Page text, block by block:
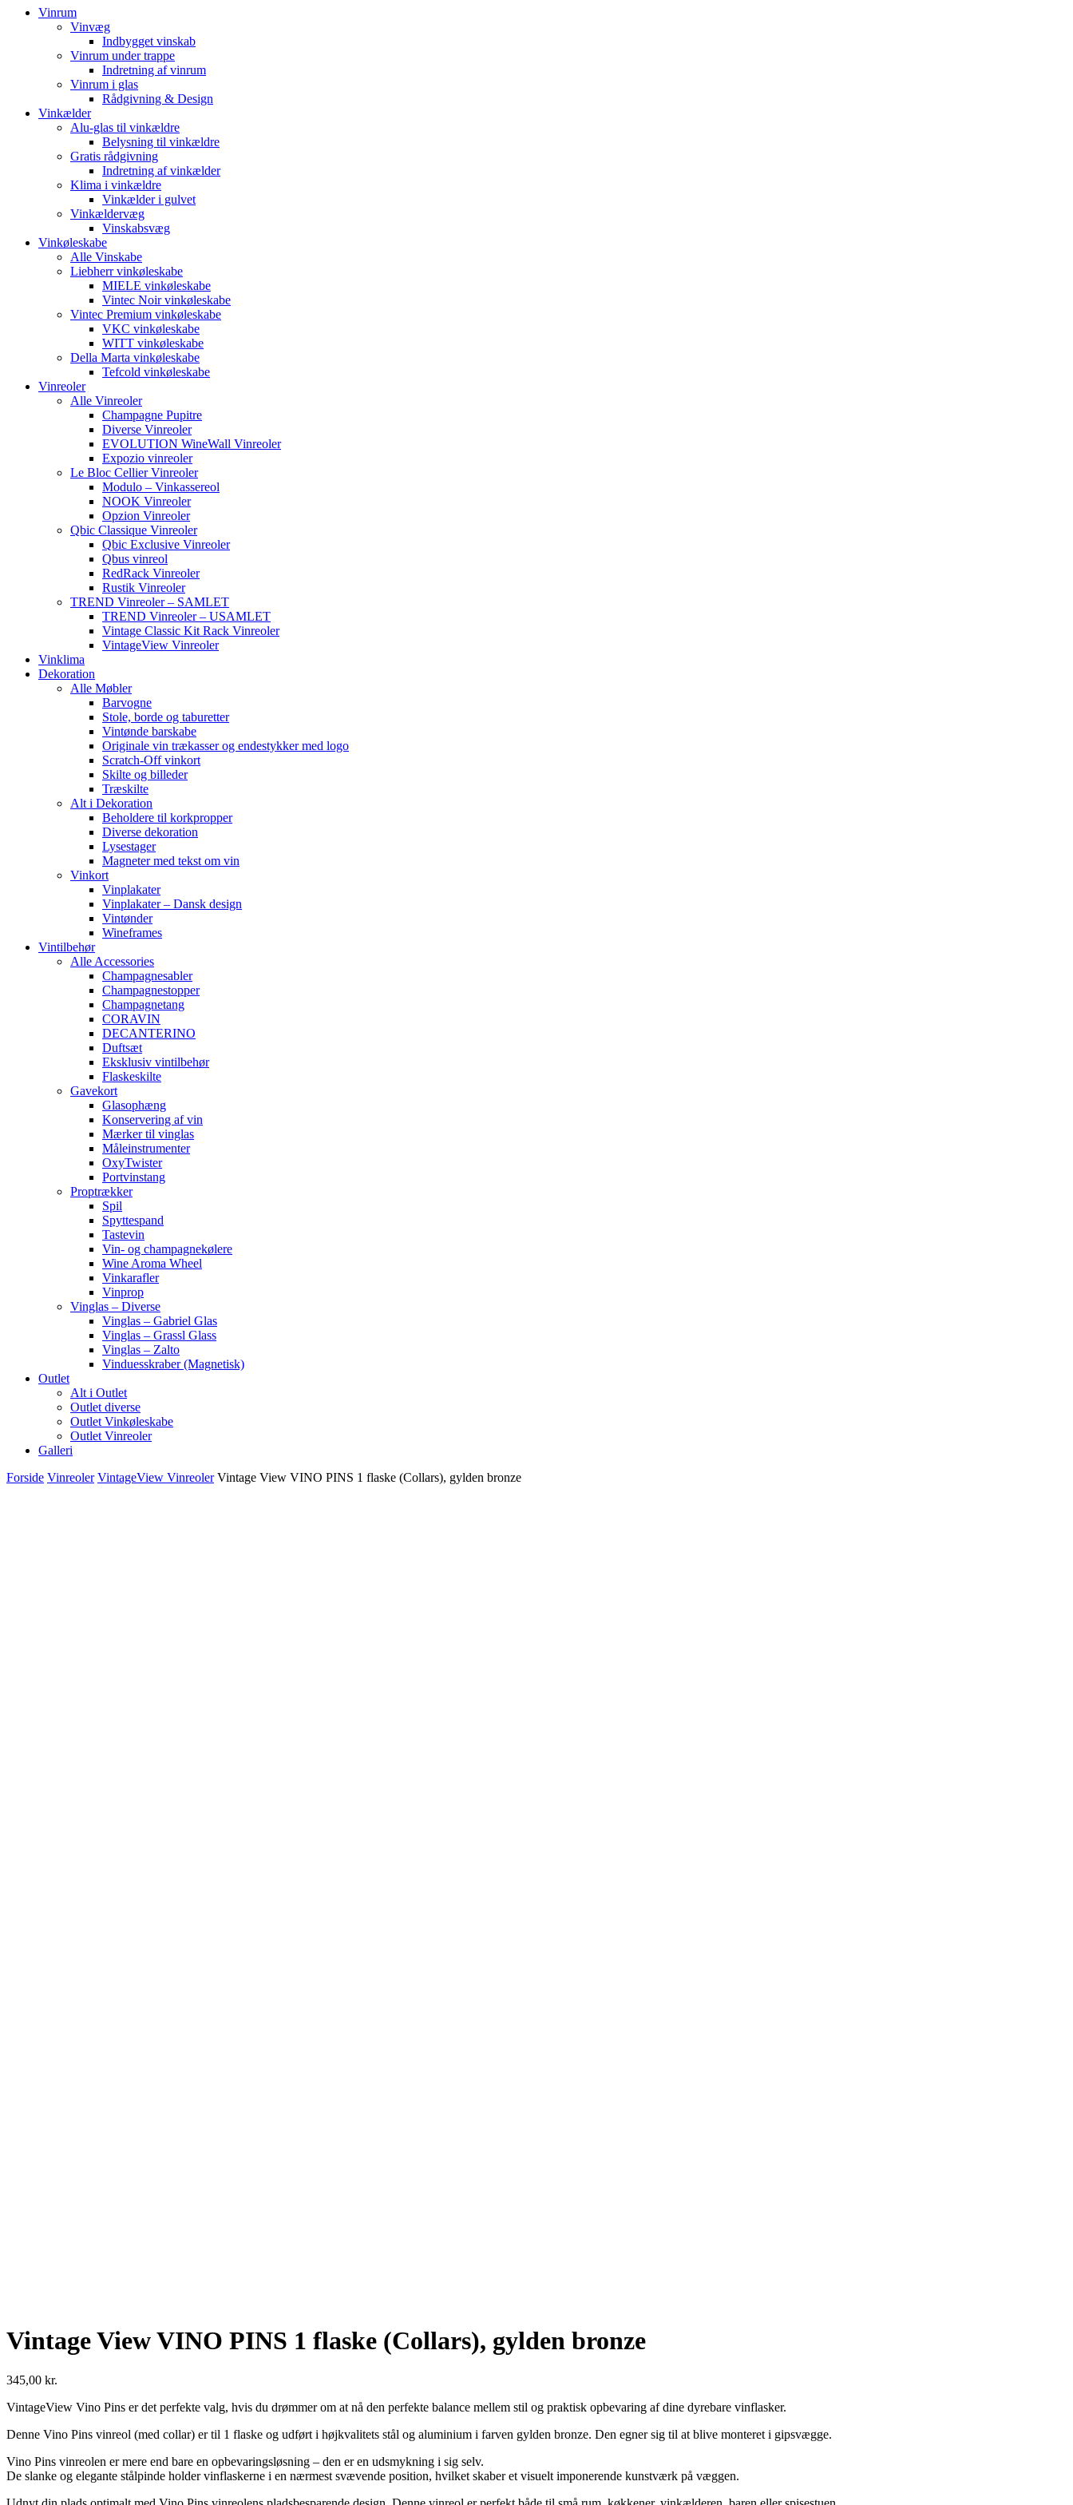
Vinrum
Vinvæg
Indbygget vinskab
Vinrum under trappe
Indretning af vinrum
Vinrum i glas
Rådgivning & Design
Vinkælder
Alu-glas til vinkældre
Belysning til vinkældre
Gratis rådgivning
Indretning af vinkælder
Klima i vinkældre
Vinkælder i gulvet
Vinkældervæg
Vinskabsvæg
Vinkøleskabe
Alle Vinskabe
Liebherr vinkøleskabe
MIELE vinkøleskabe
Vintec Noir vinkøleskabe
Vintec Premium vinkøleskabe
VKC vinkøleskabe
WITT vinkøleskabe
Della Marta vinkøleskabe
Tefcold vinkøleskabe
Vinreoler
Alle Vinreoler
Champagne Pupitre
Diverse Vinreoler
EVOLUTION WineWall Vinreoler
Expozio vinreoler
Le Bloc Cellier Vinreoler
Modulo – Vinkassereol
NOOK Vinreoler
Opzion Vinreoler
Qbic Classique Vinreoler
Qbic Exclusive Vinreoler
Qbus vinreol
RedRack Vinreoler
Rustik Vinreoler
TREND Vinreoler – SAMLET
TREND Vinreoler – USAMLET
Vintage Classic Kit Rack Vinreoler
VintageView Vinreoler
Vinklima
Dekoration
Alle Møbler
Barvogne
Stole, borde og taburetter
Vintønde barskabe
Originale vin trækasser og endestykker med logo
Scratch-Off vinkort
Skilte og billeder
Træskilte
Alt i Dekoration
Beholdere til korkpropper
Diverse dekoration
Lysestager
Magneter med tekst om vin
Vinkort
Vinplakater
Vinplakater – Dansk design
Vintønder
Wineframes
Vintilbehør
Alle Accessories
Champagnesabler
Champagnestopper
Champagnetang
CORAVIN
DECANTERINO
Duftsæt
Eksklusiv vintilbehør
Flaskeskilte
Gavekort
Glasophæng
Konservering af vin
Mærker til vinglas
Måleinstrumenter
OxyTwister
Portvinstang
Proptrækker
Spil
Spyttespand
Tastevin
Vin- og champagnekølere
Wine Aroma Wheel
Vinkarafler
Vinprop
Vinglas – Diverse
Vinglas – Gabriel Glas
Vinglas – Grassl Glass
Vinglas – Zalto
Vinduesskraber (Magnetisk)
Outlet
Alt i Outlet
Outlet diverse
Outlet Vinkøleskabe
Outlet Vinreoler
Galleri
Forside Vinreoler VintageView Vinreoler Vintage View VINO PINS 1 flaske (Collars), gylden bronze
Vintage View VINO PINS 1 flaske (Collars), gylden bronze
345,00 kr.
VintageView Vino Pins er det perfekte valg, hvis du drømmer om at nå den perfekte balance mellem stil og praktisk opbevaring af dine dyrebare vinflasker.
Denne Vino Pins vinreol (med collar) er til 1 flaske og udført i højkvalitets stål og aluminium i farven gylden bronze. Den egner sig til at blive monteret i gipsvægge.
Vino Pins vinreolen er mere end bare en opbevaringsløsning – den er en udsmykning i sig selv.
De slanke og elegante stålpinde holder vinflaskerne i en nærmest svævende position, hvilket skaber et visuelt imponerende kunstværk på væggen.